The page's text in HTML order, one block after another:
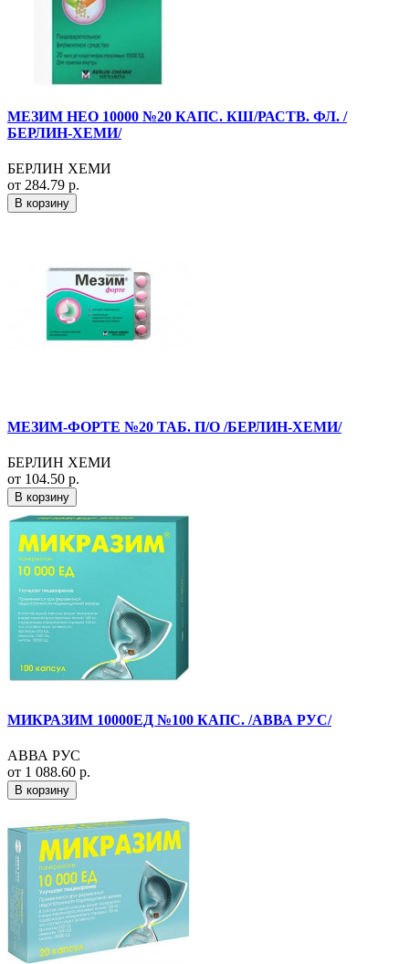
МЕЗИМ НЕО 10000 №20 КАПС. КШ/РАСТВ. ФЛ. /
БЕРЛИН-ХЕМИ/
БЕРЛИН ХЕМИ
от 284.79 р.
В корзину
МЕЗИМ-ФОРТЕ №20 ТАБ. П/О /БЕРЛИН-ХЕМИ/
БЕРЛИН ХЕМИ
от 104.50 р.
В корзину
МИКРАЗИМ 10000ЕД №100 КАПС. /АВВА РУС/
АВВА РУС
от 1 088.60 р.
В корзину